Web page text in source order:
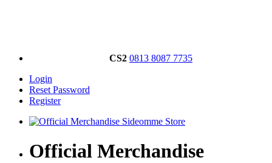
CS2 0813 8087 7735
Login
Reset Password
Register
Official Merchandise